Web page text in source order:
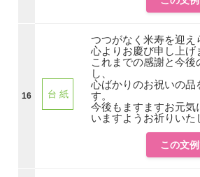
16 台 紙
つつがなく米寿を迎え
心よりお慶び申し上げ
これまでの感謝と今後
し、
心ばかりのお祝いの品
す。
今後もますますお元気
いますようお祈りいた
この文